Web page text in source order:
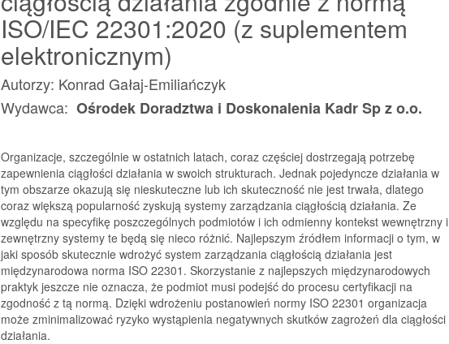
ISO/IEC 22301:2020 (z suplementem
elektronicznym)
Autorzy: Konrad Gałaj-Emiliańczyk
Wydawca: Ośrodek Doradztwa i Doskonalenia Kadr Sp z o.o.
Organizacje, szczególnie w ostatnich latach, coraz częściej dostrzegają potrzebę
zapewnienia ciągłości działania w swoich strukturach. Jednak pojedyncze działania w
tym obszarze okazują się nieskuteczne lub ich skuteczność nie jest trwała, dlatego
coraz większą popularność zyskują systemy zarządzania ciągłością działania. Ze
względu na specyfikę poszczególnych podmiotów i ich odmienny kontekst wewnętrzny i
zewnętrzny systemy te będą się nieco różnić. Najlepszym źródłem informacji o tym, w
jaki sposób skutecznie wdrożyć system zarządzania ciągłością działania jest
międzynarodowa norma ISO 22301. Skorzystanie z najlepszych międzynarodowych
praktyk jeszcze nie oznacza, że podmiot musi podejść do procesu certyfikacji na
zgodność z tą normą. Dzięki wdrożeniu postanowień normy ISO 22301 organizacja
może zminimalizować ryzyko wystąpienia negatywnych skutków zagrożeń dla ciągłości
działania.